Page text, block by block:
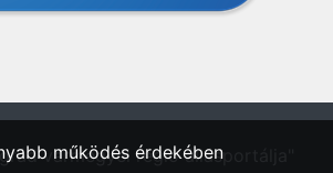
vármegyei régió állásportálja"
működés érdekében